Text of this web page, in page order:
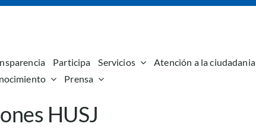
Participa Servicios Atención a la ciudadania
Prensa
HUSJ